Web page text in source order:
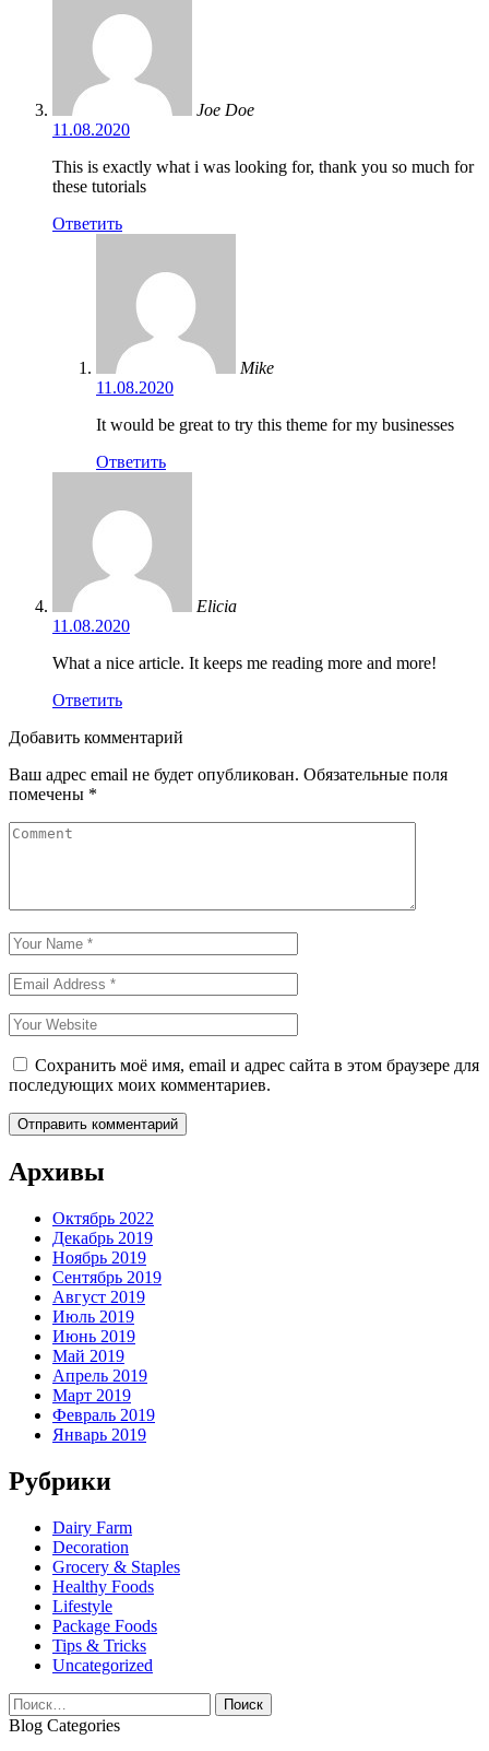
Joe Doe
11.08.2020
This is exactly what i was looking for, thank you so much for
these tutorials
Ответить
Mike
11.08.2020
It would be great to try this theme for my businesses
Ответить
Elicia
11.08.2020
What a nice article. It keeps me reading more and more!
Ответить
Добавить комментарий
Ваш адрес email не будет опубликован. Обязательные поля
помечены *
Сохранить моё имя, email и адрес сайта в этом браузере для
последующих моих комментариев.
Архивы
Октябрь 2022
Декабрь 2019
Ноябрь 2019
Сентябрь 2019
Август 2019
Июль 2019
Июнь 2019
Май 2019
Апрель 2019
Март 2019
Февраль 2019
Январь 2019
Рубрики
Dairy Farm
Decoration
Grocery & Staples
Healthy Foods
Lifestyle
Package Foods
Tips & Tricks
Uncategorized
Найти:
Blog Categories